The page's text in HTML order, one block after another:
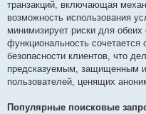
транзакций, включающая
возможность использования
минимизирует риски для
функциональность
безопасности клиентов, что
предсказуемым, защищенным
пользователей, ценящих
Популярные поисковые